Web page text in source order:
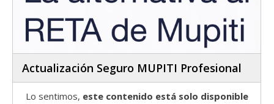
Actualización Seguro MUPITI Profesional
Lo sentimos, este contenido está solo disponible